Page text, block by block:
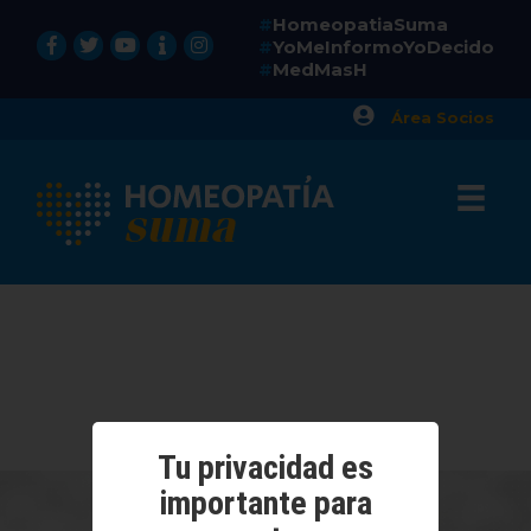
HomeopatiaSuma
YoMeInformoYoDecido
MedMasH
Área Socios
Tu privacidad es
importante para